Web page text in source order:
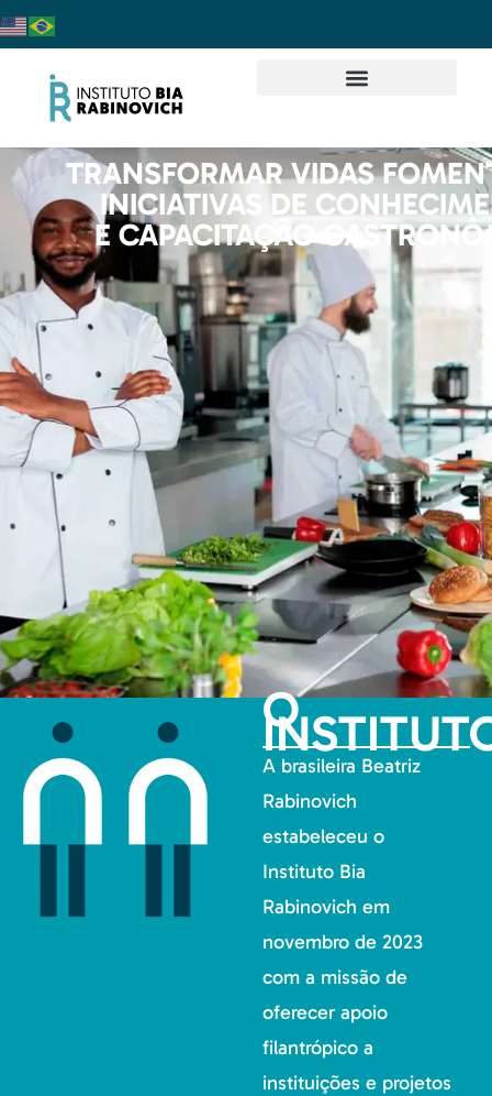
TRANSFORMAR VIDAS
INICIATIVAS DE
E CAPACITAÇÃO
O
A brasileira Beatriz
Rabinovich
estabeleceu o
Instituto Bia
Rabinovich em
novembro de 2023
com a missão de
oferecer apoio
filantrópico a
instituições e projetos